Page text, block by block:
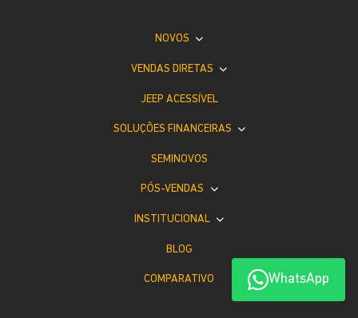
WhatsApp
NOVOS
VENDAS DIRETAS
JEEP ACESSÍVEL
SOLUÇÕES FINANCEIRAS
SEMINOVOS
PÓS-VENDAS
INSTITUCIONAL
BLOG
COMPARATIVO